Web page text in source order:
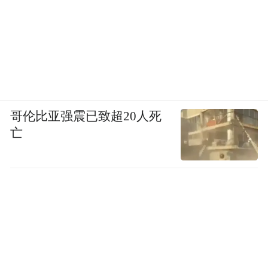
哥伦比亚强震已致超20人死
亡